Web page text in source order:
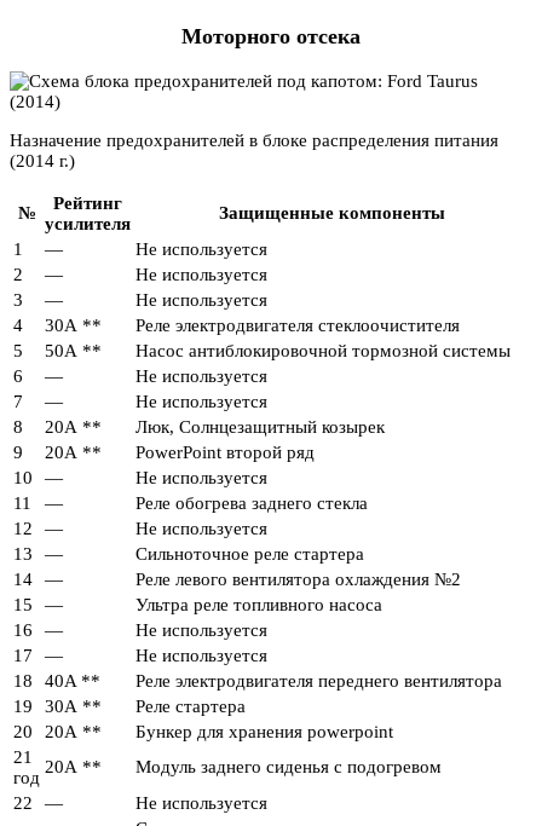
Моторного отсека
Назначение предохранителей в блоке распределения питания
(2014 г.)
№
Рейтинг
усилителя
Защищенные компоненты
1
—
Не используется
2
—
Не используется
3
—
Не используется
4
30А **
Реле электродвигателя стеклоочистителя
5
50А **
Насос антиблокировочной тормозной системы
6
—
Не используется
7
—
Не используется
8
20А **
Люк, Солнцезащитный козырек
9
20А **
PowerPoint второй ряд
10
—
Не используется
11
—
Реле обогрева заднего стекла
12
—
Не используется
13
—
Сильноточное реле стартера
14
—
Реле левого вентилятора охлаждения №2
15
—
Ультра реле топливного насоса
16
—
Не используется
17
—
Не используется
18
40A **
Реле электродвигателя переднего вентилятора
19
30А **
Реле стартера
20
20А **
Бункер для хранения powerpoint
21
год
20А **
Модуль заднего сиденья с подогревом
22
—
Не используется